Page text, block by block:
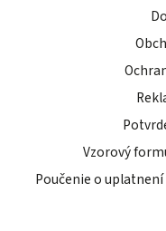
Vzorový
Poučenie o